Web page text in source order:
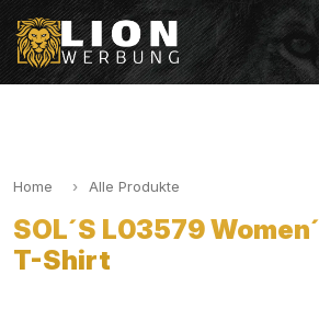
Home Alle Produkte
SOL´S L03579
T-Shirt